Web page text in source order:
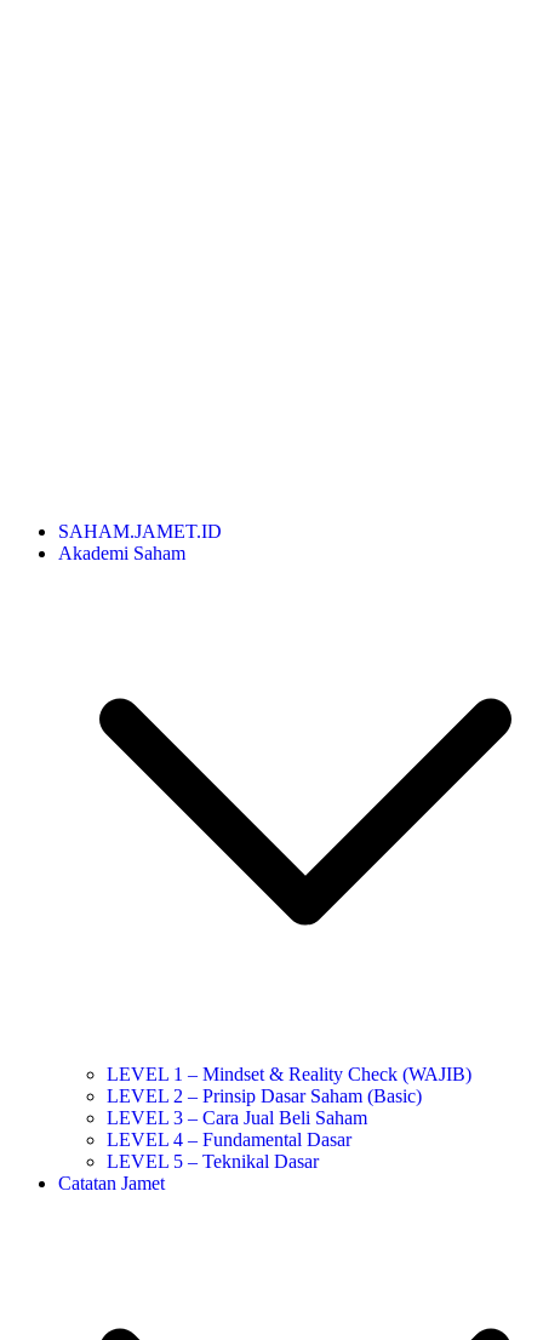
SAHAM.JAMET.ID
Akademi Saham
LEVEL 1 – Mindset & Reality Check (WAJIB)
LEVEL 2 – Prinsip Dasar Saham (Basic)
LEVEL 3 – Cara Jual Beli Saham
LEVEL 4 – Fundamental Dasar
LEVEL 5 – Teknikal Dasar
Catatan Jamet